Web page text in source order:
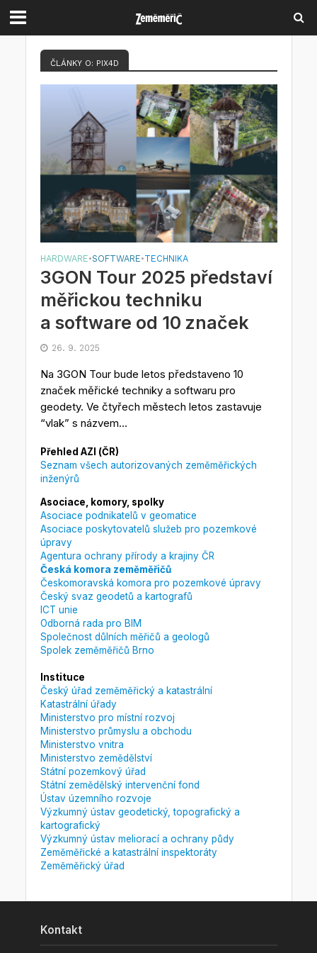
ČLÁNKY O: PIX4D
HARDWARE•SOFTWARE•TECHNIKA
3GON Tour 2025 představí
měřickou techniku
a software od 10 značek
26. 9. 2025
Na 3GON Tour bude letos představeno 10
značek měřické techniky a softwaru pro
geodety. Ve čtyřech městech letos zastavuje
“vlak” s názvem...
Přehled AZI (ČR)
Seznam všech autorizovaných zeměměřických
inženýrů
Asociace, komory, spolky
Asociace podnikatelů v geomatice
Asociace poskytovatelů služeb pro pozemkové
úpravy
Agentura ochrany přírody a krajiny ČR
Česká komora zeměměřičů
Českomoravská komora pro pozemkové úpravy
Český svaz geodetů a kartografů
ICT unie
Odborná rada pro BIM
Společnost důlních měřičů a geologů
Spolek zeměměřičů Brno
Instituce
Český úřad zeměměřický a katastrální
Katastrální úřady
Ministerstvo pro místní rozvoj
Ministerstvo průmyslu a obchodu
Ministerstvo vnitra
Ministerstvo zemědělství
Státní pozemkový úřad
Státní zemědělský intervenční fond
Ústav územního rozvoje
Výzkumný ústav geodetický, topografický a
kartografický
Výzkumný ústav meliorací a ochrany půdy
Zeměměřické a katastrální inspektoráty
Zeměměřický úřad
Kontakt